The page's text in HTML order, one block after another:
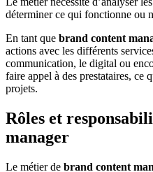
déterminer ce qui fonctionne ou
En tant que brand content
actions avec les différents
communication, le digital ou
faire appel à des prestataires, ce
projets.
Rôles et
manager
Le métier de brand content